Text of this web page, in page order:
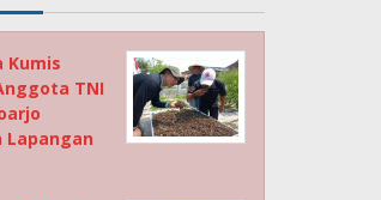
Kumis
TNI
Lapangan